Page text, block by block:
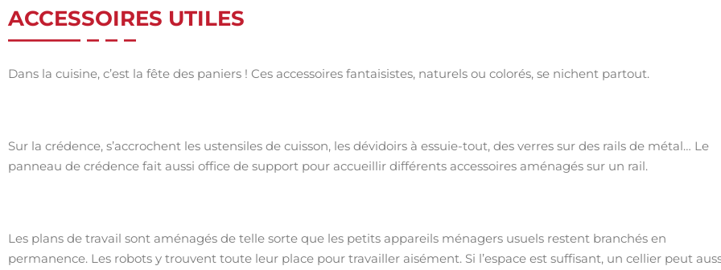
ACCESSOIRES UTILES
Dans la cuisine, c’est la fête des paniers ! Ces accessoires fantaisistes, naturels ou colorés, se nichent partout.
Sur la crédence, s’accrochent les ustensiles de cuisson, les dévidoirs à essuie-tout, des verres sur des rails de métal… Le
panneau de crédence fait aussi office de support pour accueillir différents accessoires aménagés sur un rail.
Les plans de travail sont aménagés de telle sorte que les petits appareils ménagers usuels restent branchés en
permanence. Les robots y trouvent toute leur place pour travailler aisément. Si l’espace est suffisant, un cellier peut